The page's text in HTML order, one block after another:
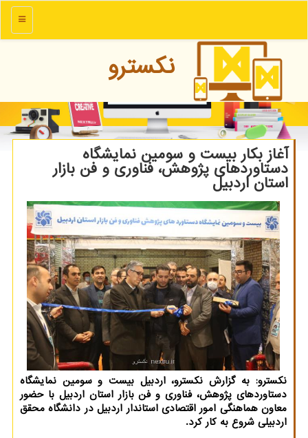
منو
نكسترو
آغاز بکار بیست و سومین نمایشگاه
دستاوردهای پژوهش، فناوری و فن بازار
استان اردبیل
نکسترو: به گزارش نکسترو، اردبیل بیست و سومین نمایشگاه
دستاوردهای پژوهش، فناوری و فن بازار استان اردبیل با حضور
معاون هماهنگی امور اقتصادی استاندار اردبیل در دانشگاه محقق
اردبیلی شروع به کار کرد.